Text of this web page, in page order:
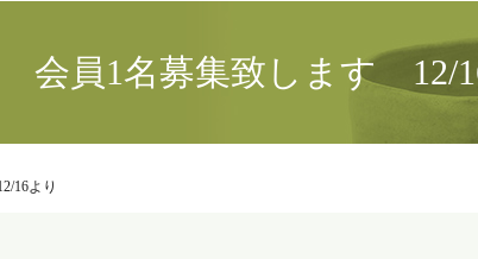
会員1名募集致します 12/
16より